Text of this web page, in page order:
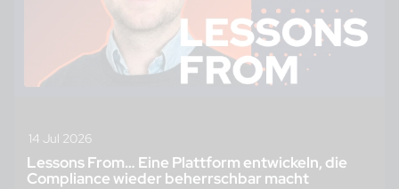
14 Jul 2026
Lessons From… Eine Plattform entwickeln, die
Compliance wieder beherrschbar macht